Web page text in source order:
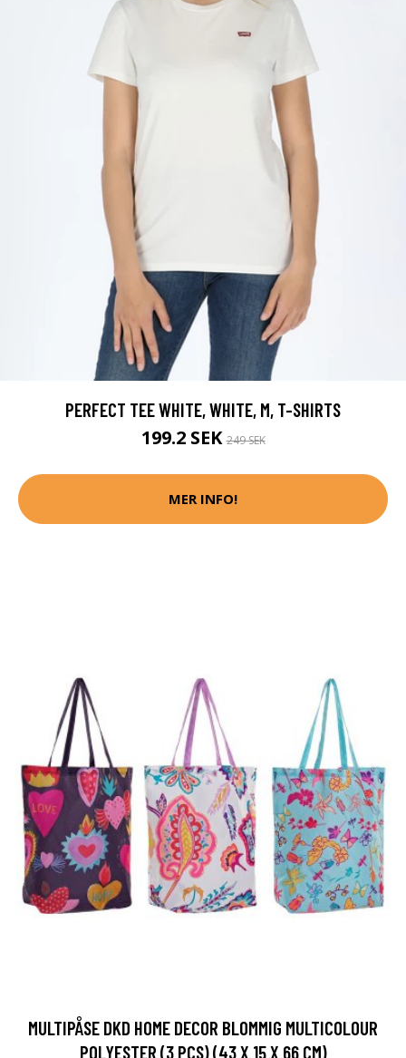
PERFECT TEE WHITE, WHITE, M, T-SHIRTS
199.2 SEK249 SEK
MER INFO!
MULTIPÅSE DKD HOME DECOR BLOMMIG MULTICOLOUR
POLYESTER (3 PCS) (43 X 15 X 66 CM)